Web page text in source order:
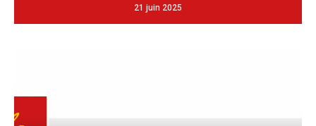
21 juin 2025